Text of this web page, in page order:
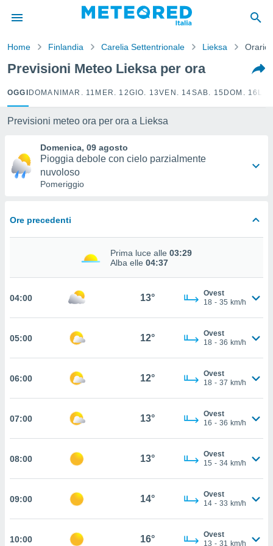
di
per
le
di
a
al sito
ACCETTA
CONTINUA
Home Finlandia Carelia Settentrionale Lieksa Orario
Previsioni Meteo Lieksa per ora
OGGI DOMANI MAR. 11 MER. 12GIO. 13VEN. 14SAB. 15 DOM. 16
Previsioni meteo ora per ora a Lieksa
Domenica, 09 agosto
Pioggia debole con cielo parzialmente
nuvoloso
Pomeriggio
Ore precedenti
Prima luce alle 03:29
Alba elle 04:37
04:00 13°
Ovest
18 - 35 km/h
05:00 12°
Ovest
18 - 36 km/h
06:00 12°
Ovest
18 - 37 km/h
07:00 13°
Ovest
16 - 36 km/h
08:00 13°
Ovest
15 - 34 km/h
09:00 14°
Ovest
14 - 33 km/h
10:00 16°
Ovest
13 - 31 km/h